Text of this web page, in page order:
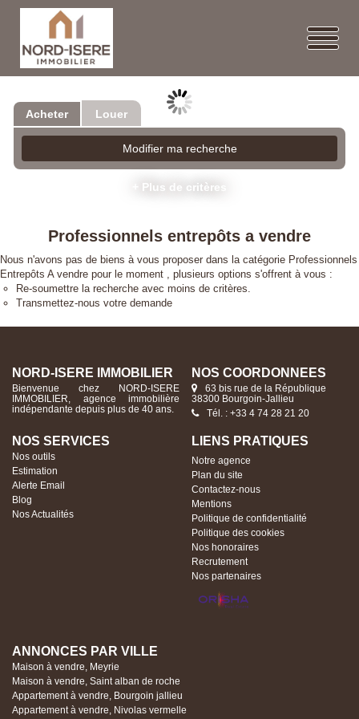
Acheter Louer
Modifier ma recherche
+ Plus de critères
Professionnels entrepôts a vendre
Nous n'avons pas de biens à vous proposer dans la catégorie Professionnels
Entrepôts A vendre pour le moment , plusieurs options s'offrent à vous :
Re-soumettre la recherche avec moins de critères.
Transmettez-nous votre demande
NORD-ISERE IMMOBILIER
Bienvenue chez NORD-ISERE
IMMOBILIER, agence immobilière
indépendante depuis plus de 40 ans.
NOS COORDONNÉES
63 bis rue de la République
38300 Bourgoin-Jallieu
Tél. : +33 4 74 28 21 20
NOS SERVICES
Nos outils
Estimation
Alerte Email
Blog
Nos Actualités
LIENS PRATIQUES
Notre agence
Plan du site
Contactez-nous
Mentions
Politique de confidentialité
Politique des cookies
Nos honoraires
Recrutement
Nos partenaires
ANNONCES PAR VILLE
Maison à vendre, Meyrie
Maison à vendre, Saint alban de roche
Appartement à vendre, Bourgoin jallieu
Appartement à vendre, Nivolas vermelle